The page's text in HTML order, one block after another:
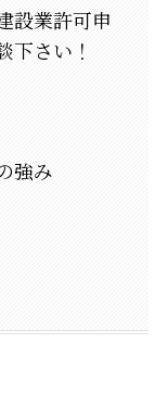
設業許可申
下さい！
強み